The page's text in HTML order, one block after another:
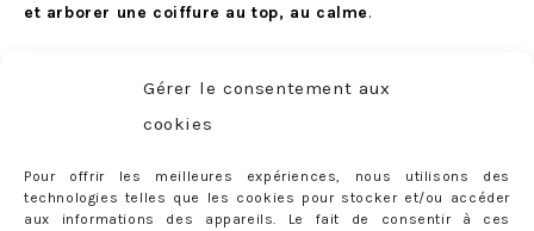
Gérer le consentement aux
cookies
Pour offrir les meilleures expériences, nous utilisons des
technologies telles que les cookies pour stocker et/ou accéder
aux informations des appareils. Le fait de consentir à ces
et arborer une coiffure au top, au calme.
Boss (dispo chezSuperbeauté), ultra naturel (personne
ne m’a cru quand j’ai lâché le morceau !).